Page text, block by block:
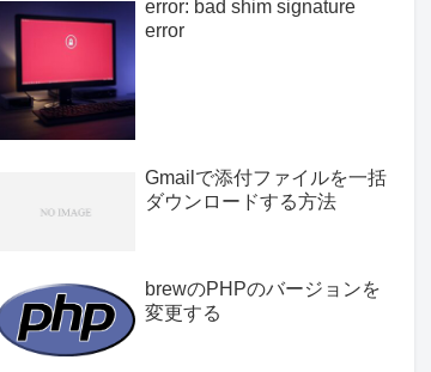
error: bad shim signature
error
Gmailで添付ファイルを一括
ダウンロードする方法
brewのPHPのバージョンを
変更する